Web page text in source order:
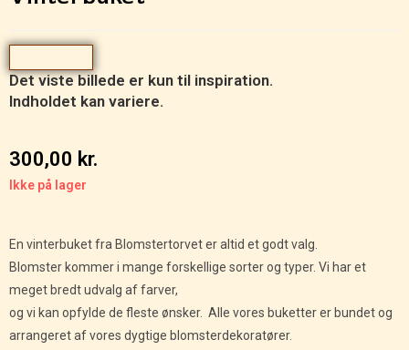
Det viste billede er kun til inspiration.
Indholdet kan variere.
300,00 kr.
Ikke på lager
En vinterbuket fra Blomstertorvet er altid et godt valg.
Blomster kommer i mange forskellige sorter og typer. Vi har et
meget bredt udvalg af farver,
og vi kan opfylde de fleste ønsker. Alle vores buketter er bundet og
arrangeret af vores dygtige blomsterdekoratører.